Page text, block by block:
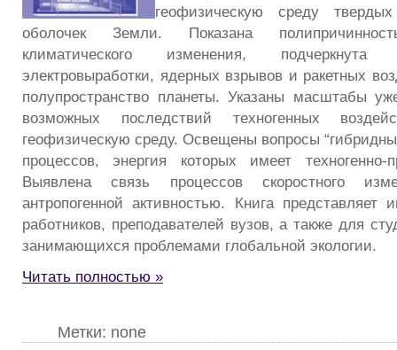
геофизическую среду
оболочек Земли. Показана
климатического изменения,
электровыработки, ядерных взрывов и ракетных
полупространство планеты. Указаны масштабы
возможных последствий техногенных
геофизическую среду. Освещены вопросы
процессов, энергия которых имеет техногенно-
Выявлена связь процессов скоростного
антропогенной активностью. Книга представляет
работников, преподавателей вузов, а также для
занимающихся проблемами глобальной экологии.
Читать полностью »
Метки: none